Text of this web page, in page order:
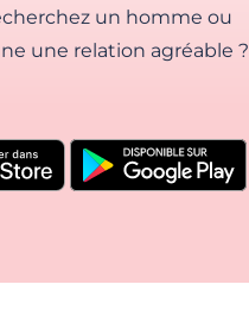
un homme ou
une relation agréable ?